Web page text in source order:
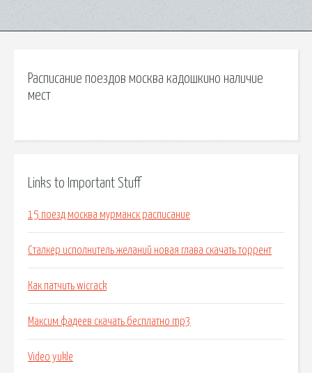
Расписание поездов москва кадошкино наличие
мест
Links to Important Stuff
15 поезд москва мурманск расписание
Сталкер исполнитель желаний новая глава скачать торрент
Как патчить wicrack
Максим фадеев скачать бесплатно mp3
Video yukle